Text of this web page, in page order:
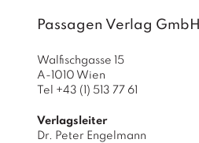
Passagen Verlag GmbH
Walfischgasse 15
A-1010 Wien
Tel +43 (1) 513 77 61
Verlagsleiter
Dr. Peter Engelmann